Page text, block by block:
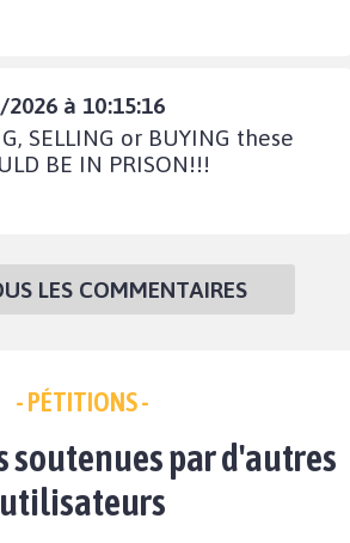
à 10:15:16
SELLING or BUYING these
BE IN PRISON!!!
LES COMMENTAIRES
- PÉTITIONS -
soutenues par d'autres
utilisateurs